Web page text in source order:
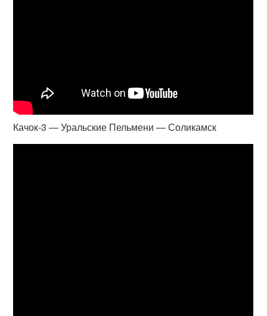
Качок-3 — Уральские Пельмени — Соликамск